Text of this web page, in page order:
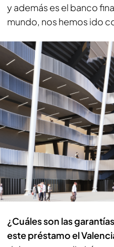
y además es el banco
mundo, nos hemos ido
¿Cuáles son las
este préstamo el